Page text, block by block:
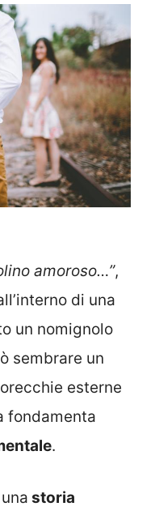
amoroso…”,
di una
un nomignolo
sembrare un
esterne
fondamenta
.
storia